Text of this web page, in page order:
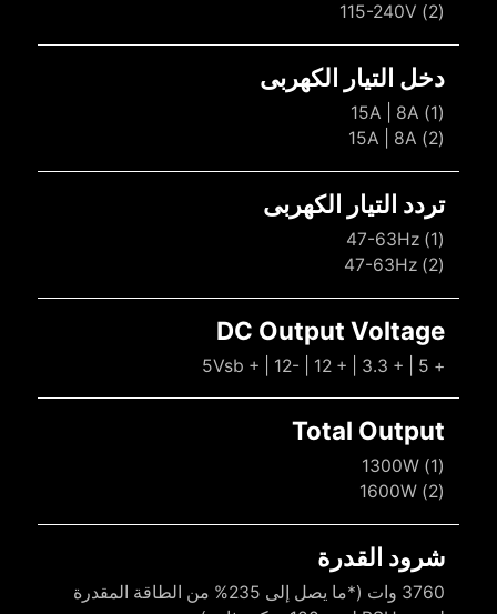
(2) 115-240V
دخل التيار الكهربى
(1) 15A | 8A
(2) 15A | 8A
تردد التيار الكهربى
(1) 47-63Hz
(2) 47-63Hz
DC Output Voltage
+ 5 | + 3.3 | + 12 | -12 | + 5Vsb
Total Output
(1) 1300W
(2) 1600W
شرود القدرة
3760 وات (*ما يصل إلى 235% من الطاقة المقدرة